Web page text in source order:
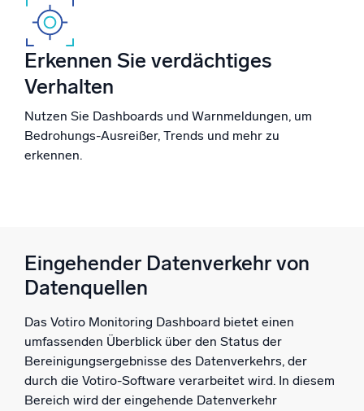
Erkennen Sie verdächtiges
Verhalten
Nutzen Sie Dashboards und Warnmeldungen, um
Bedrohungs-Ausreißer, Trends und mehr zu
erkennen.
Eingehender Datenverkehr von
Datenquellen
Das Votiro Monitoring Dashboard bietet einen
umfassenden Überblick über den Status der
Bereinigungsergebnisse des Datenverkehrs, der
durch die Votiro-Software verarbeitet wird. In diesem
Bereich wird der eingehende Datenverkehr